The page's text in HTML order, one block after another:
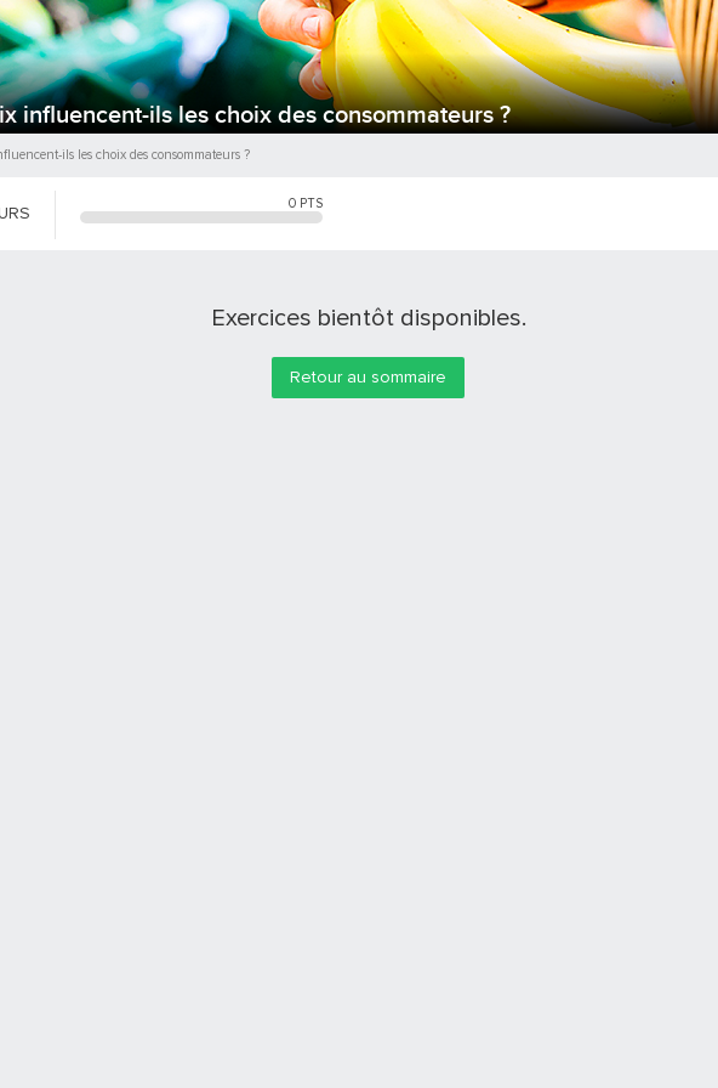
influencent-ils les choix des consommateurs ?
ils les choix des consommateurs ?
0 PTS
Exercices bientôt disponibles.
Retour au sommaire